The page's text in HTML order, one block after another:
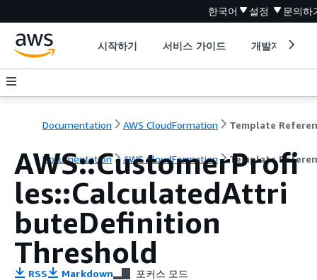
한국어 설정 문의하
시작하기 서비스 가이드 개발자 도구
Documentation AWS CloudFormation Template
Documentation AWS CloudFormation Template
AWS::CustomerProfi
les::CalculatedAttri
buteDefinition
Threshold
RSS Markdown 포커스 모드